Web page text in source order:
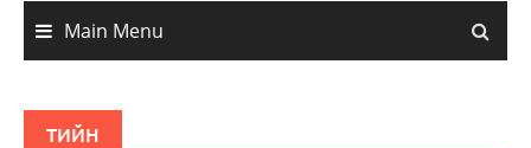
Main Menu
ТИЙН